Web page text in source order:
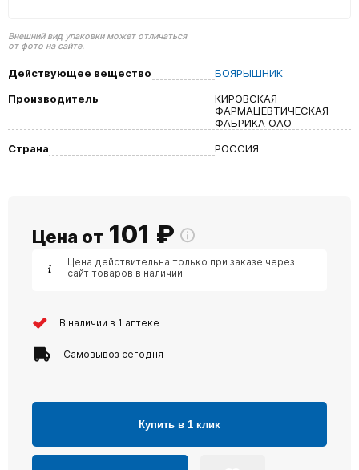
Внешний вид упаковки может отличаться
от фото на сайте.
Действующее вещество
БОЯРЫШНИК
Производитель
КИРОВСКАЯ
ФАРМАЦЕВТИЧЕСКАЯ
ФАБРИКА ОАО
Страна
РОССИЯ
Цена от 101 ₽
Цена действительна только при заказе через
сайт товаров в наличии
В наличии в 1 аптеке
Самовывоз сегодня
Купить в 1 клик